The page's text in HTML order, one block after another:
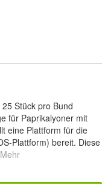
Stück pro Bund
für Paprikalyoner mit
eine Plattform für die
Plattform) bereit. Diese